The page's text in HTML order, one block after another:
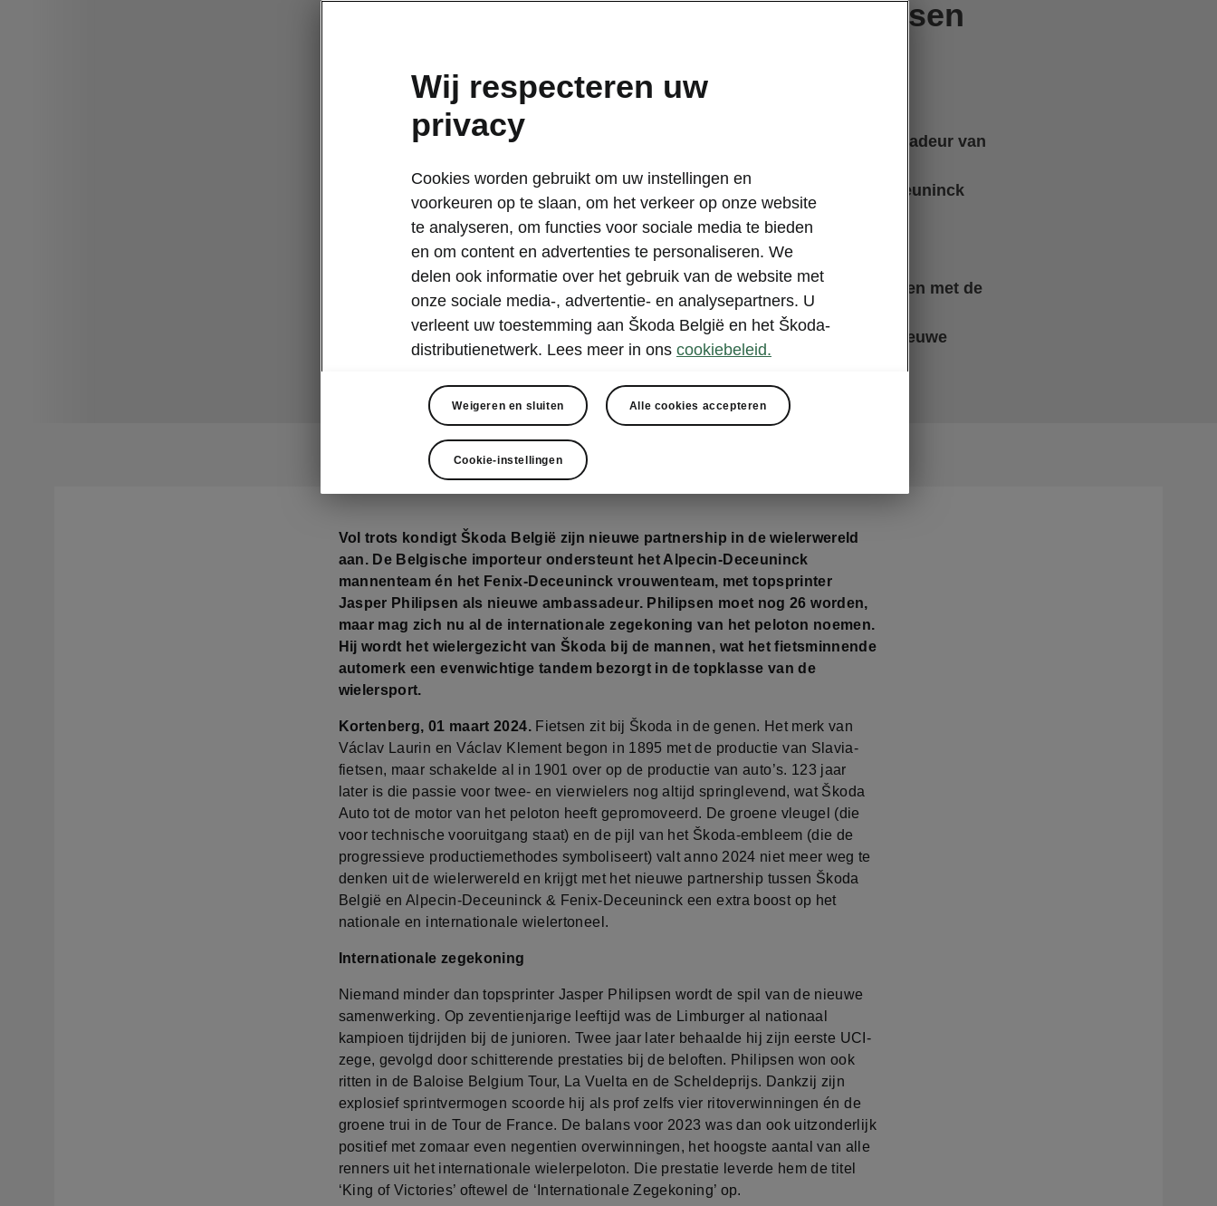
Škoda partner van Jasper Philipsen
2024-03-01T17:17:17.046+00:00
Profwielrenner Jasper Philipsen mag zich voortaan ambassadeur van
Het nieuwe partnership ondersteunt zowel het Alpecin-Deceuninck
mannenteam als het Fenix-Deceuninck vrouwenteam.
Škoda België stelt hiervoor 2 jaar lang 35 ruime wagens ter
beschikking van de wielerteams.
Jasper Philipsen kiest er bewust voor om emissievrij te rijden met de
sportieve Enyaq Coupé RS.
Met deze samenwerking breekt er voor Škoda België een nieuwe
hoofdstuk aan in het gesmaakte We Love Cycling-verhaal.
Vol trots kondigt Škoda België zijn nieuwe partnership in de wielerwereld
aan. De Belgische importeur ondersteunt het Alpecin-Deceuninck
mannenteam én het Fenix-Deceuninck vrouwenteam, met topsprinter
Jasper Philipsen als nieuwe ambassadeur. Philipsen moet nog 26 worden,
maar mag zich nu al de internationale zegekoning van het peloton noemen.
Hij wordt het wielergezicht van Škoda bij de mannen, wat het fietsminnende
automerk een evenwichtige tandem bezorgt in de topklasse van de
wielersport.
Kortenberg, 01 maart 2024. Fietsen zit bij Škoda in de genen. Het merk van
Václav Laurin en Václav Klement begon in 1895 met de productie van Slavia-
fietsen, maar schakelde al in 1901 over op de productie van auto’s. 123 jaar
later is die passie voor twee- en vierwielers nog altijd springlevend, wat Škoda
Auto tot de motor van het peloton heeft gepromoveerd. De groene vleugel (die
voor technische vooruitgang staat) en de pijl van het Škoda-embleem (die de
progressieve productiemethodes symboliseert) valt anno 2024 niet meer weg te
denken uit de wielerwereld en krijgt met het nieuwe partnership tussen Škoda
België en Alpecin-Deceuninck & Fenix-Deceuninck een extra boost op het
nationale en internationale wielertoneel.
Internationale zegekoning
Niemand minder dan topsprinter Jasper Philipsen wordt de spil van de nieuwe
samenwerking. Op zeventienjarige leeftijd was de Limburger al nationaal
kampioen tijdrijden bij de junioren. Twee jaar later behaalde hij zijn eerste UCI-
zege, gevolgd door schitterende prestaties bij de beloften. Philipsen won ook
ritten in de Baloise Belgium Tour, La Vuelta en de Scheldeprijs. Dankzij zijn
explosief sprintvermogen scoorde hij als prof zelfs vier ritoverwinningen én de
groene trui in de Tour de France. De balans voor 2023 was dan ook uitzonderlijk
positief met zomaar even negentien overwinningen, het hoogste aantal van alle
renners uit het internationale wielerpeloton. Die prestatie leverde hem de titel
‘King of Victories’ oftewel de ‘Internationale Zegekoning’ op.
Wij respecteren uw
privacy
Cookies worden gebruikt om uw instellingen en
voorkeuren op te slaan, om het verkeer op onze website
te analyseren, om functies voor sociale media te bieden
en om content en advertenties te personaliseren. We
delen ook informatie over het gebruik van de website met
onze sociale media-, advertentie- en analysepartners. U
verleent uw toestemming aan Škoda België en het Škoda-
distributienetwerk. Lees meer in ons cookiebeleid.
Weigeren en sluiten Alle cookies accepteren
Cookie-instellingen